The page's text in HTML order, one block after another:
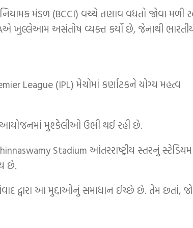
મંડળ (BCCI) વચ્ચે તણાવ વધતો જોવા મળી
ખુલ્લેઆમ અસંતોષ વ્યક્ત કર્યો છે, જેનાથી
League (IPL) મેચોમાં કર્ણાટકને યોગ્ય મહત્વ
આયોજનમાં મુશ્કેલીઓ ઉભી થઈ રહી છે.
Stadium આંતરરાષ્ટ્રીય સ્તરનું સ્ટેડિયમ
છે.
દ્વારા આ મુદ્દાઓનું સમાધાન ઈચ્છે છે. તેમ છતાં, જો